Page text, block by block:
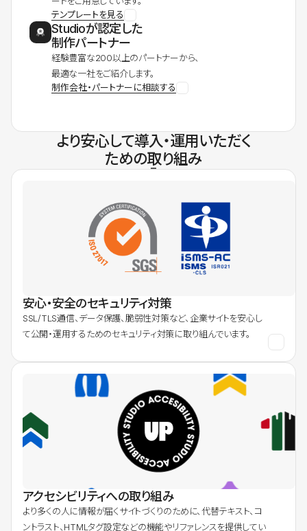
テンプレートを見る
Studioが認定した
制作パートナー
経験豊富な200以上のパートナーから、
最適な一社をご紹介します。
制作会社・パートナーに相談する
より安心して導入・運用いただく
ための取り組み
安心・安全のセキュリティ対策
SSL/TLS通信、データ保護、脆弱性対策など、企業サイトを安心し
て公開・運用するためのセキュリティ対策に取り組んでいます。
アクセシビリティへの取り組み
より多くの人に情報が届くサイトづくりのために、代替テキスト、コ
ントラスト、HTMLタグ設定などの機能やリファレンスを提供してい